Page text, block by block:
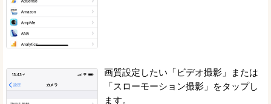
画質設定したい「ビデオ撮影」または
「スローモーション撮影」をタップし
ます。